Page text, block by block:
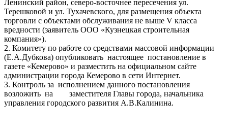
Ленинский район, северо-восточнее пересечения ул.
Терешковой и ул. Тухачевского, для размещения объекта
торговли с объектами обслуживания не выше V класса
вредности (заявитель ООО «Кузнецкая строительная
компания»).
2. Комитету по работе со средствами массовой информации
(Е.А.Дубкова) опубликовать настоящее постановление в
газете «Кемерово» и разместить на официальном сайте
администрации города Кемерово в сети Интернет.
3. Контроль за исполнением данного постановления
возложить на заместителя Главы города, начальника
управления городского развития А.В.Калинина.